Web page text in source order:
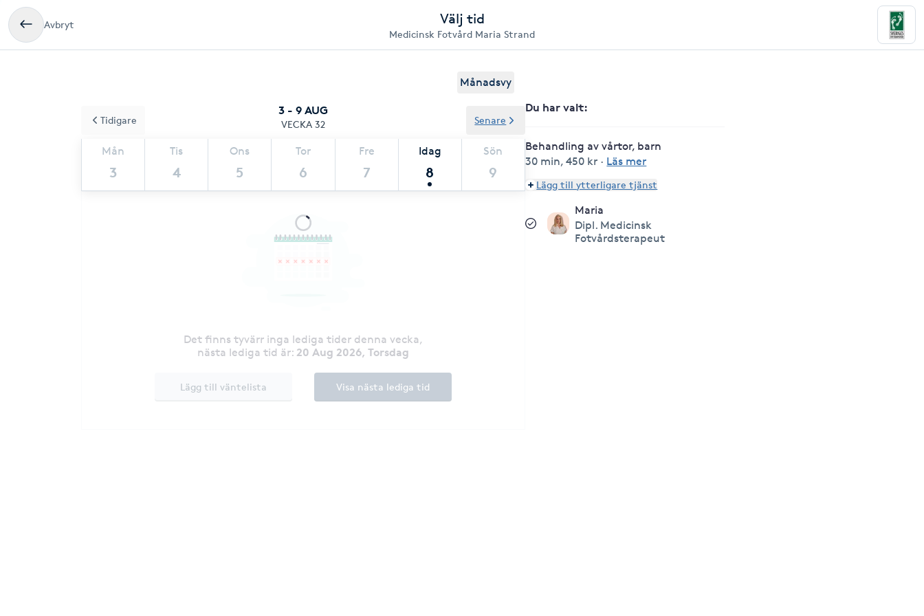
Avbryt Välj tid
Medicinsk Fotvård Maria Strand
Månadsvy
3 - 9 AUG
VECKA 32
Mån
3
Tis
4
Ons
5
Tor
6
Fre
7
Idag
8
Sön
9
Tidigare Senare
Det finns tyvärr inga lediga tider denna vecka,
nästa lediga tid är: 20 Aug 2026, Torsdag
Lägg till väntelista Visa nästa lediga tid
Du har valt:
Behandling av vårtor, barn
30 min,450 kr · Läs mer
Lägg till ytterligare tjänst
Maria
Dipl. Medicinsk
Fotvårdsterapeut